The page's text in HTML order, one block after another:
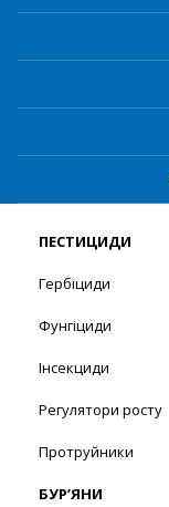
ПЕСТИЦИДИ
Гербіциди
Фунгіциди
Інсекциди
Регулятори росту
Протруйники
БУР’ЯНИ